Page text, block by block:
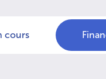
cours